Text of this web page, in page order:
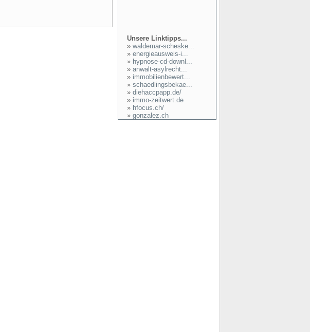
Unsere Linktipps...
» waldemar-scheske...
» energieausweis-i...
» hypnose-cd-downl...
» anwalt-asylrecht...
» immobilienbewert...
» schaedlingsbekae...
» diehaccpapp.de/
» immo-zeitwert.de
» hfocus.ch/
» gonzalez.ch